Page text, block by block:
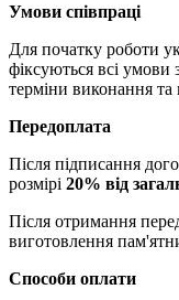
Умови співпраці
Для початку роботи
фіксуються всі умови
терміни виконання та
Передоплата
Після підписання
розмірі 20% від
Після отримання
виготовлення
Способи оплати